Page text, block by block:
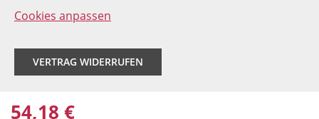
54,18 €
Cookies anpassen
VERTRAG WIDERRUFEN